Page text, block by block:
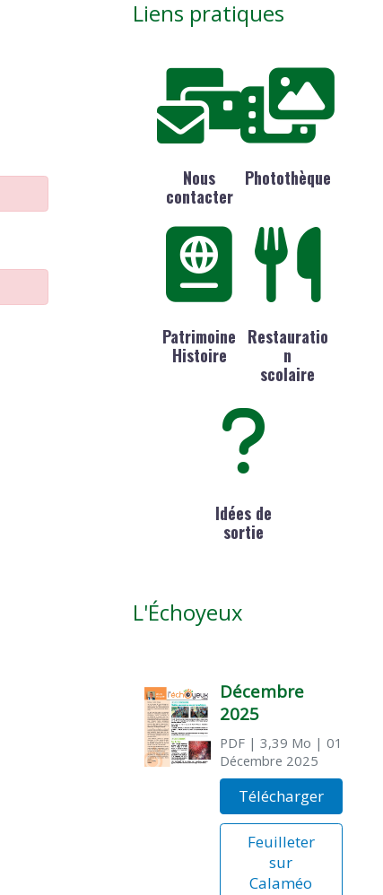
Liens pratiques
Nous
contacter
Photothèque
Patrimoine
Histoire
Restauratio
n
scolaire
Idées de
sortie
L'Échoyeux
Décembre
2025
PDF| 3,39 Mo | 01
Décembre 2025
Télécharger
Feuilleter
sur
Calaméo